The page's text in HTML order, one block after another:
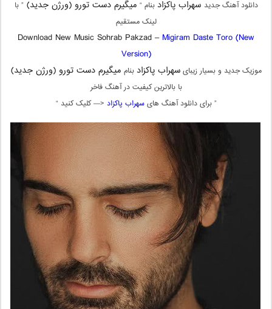
دانلود آهنگ جدید سهراب پاکزاد بنام “ میگیرم دست تورو (ورژن جدید)” با
لینک مستقیم
Download New Music Sohrab Pakzad – Migiram Daste Toro (New
Version)
موزیک جدید و بسیار زیبایسهراب پاکزاد بنام میگیرم دست تورو (ورژن جدید)
با بالاترین کیفیت در آهنگ فاخر
” برای دانلود آهنگ هایسهراب پاکزاد <— کلیک کنید “